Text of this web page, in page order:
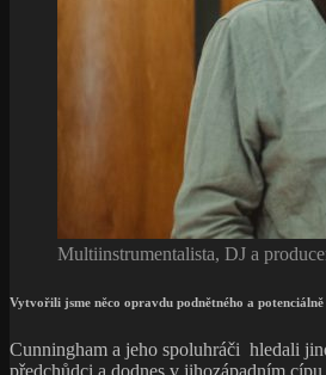
Multiinstrumentalista, DJ a
Vytvořili jsme něco opravdu podnětného a
Cunningham a jeho spoluhráči hledali
předchůdci a dodnes v jihozápadním